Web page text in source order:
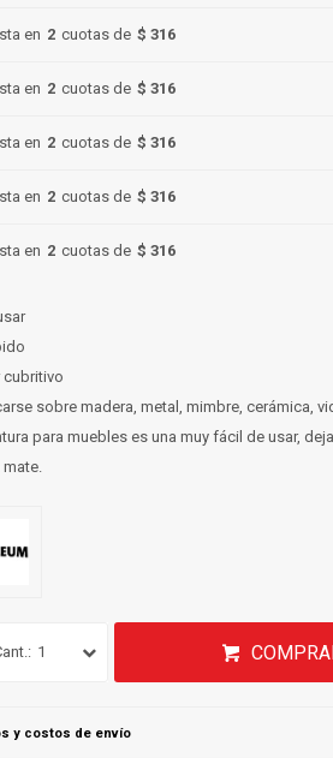
en 2 cuotas de $ 316
en 2 cuotas de $ 316
en 2 cuotas de $ 316
en 2 cuotas de $ 316
en 2 cuotas de $ 316
cubritivo
sobre madera, metal, mimbre, cerámica,
para muebles es una muy fácil de usar,
1
y costos de envío